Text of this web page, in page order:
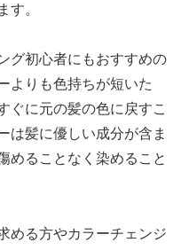
す。
グ初心者にもおすすめの
よりも色持ちが短いた
ぐに元の髪の色に戻すこ
は髪に優しい成分が含ま
めることなく染めること
める方やカラーチェンジ